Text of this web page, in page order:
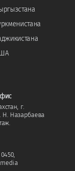
г.
Н. Назарбаева
,